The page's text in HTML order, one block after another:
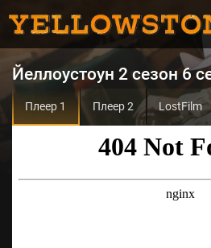
Йеллоустоун 2 сезон 6
Плеер 1 Плеер 2 LostFilm